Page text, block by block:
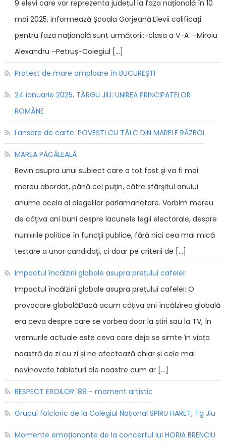
9 elevi care vor reprezenta județul la faza națională în 10
mai 2025, informează Școala Gorjeană.Elevii calificați
pentru faza națională sunt următorii:-clasa a V-A -Miroiu
Alexandru –Petruș-Colegiul […]
Protest de mare amploare în BUCUREȘTI
24 ianuarie 2025, TÂRGU JIU: UNIREA PRINCIPATELOR
ROMÂNE
Lansare de carte. POVEȘTI CU TÂLC DIN MARELE RĂZBOI
MAREA PĂCĂLEALĂ
Revin asupra unui subiect care a tot fost şi va fi mai
mereu abordat, până cel puţin, către sfârşitul anului
anume acela al alegelilor parlamanetare. Vorbim mereu
de câţiva ani buni despre lacunele legii electorale, despre
numirile politice în funcţii publice, fără nici cea mai mică
testare a unor candidaţi, ci doar pe criterii de […]
Impactul încălzirii globale asupra prețului cafelei:
Impactul încălzirii globale asupra prețului cafelei: O
provocare globalăDacă acum câțiva ani încălzirea globală
era ceva despre care se vorbea doar la știri sau la TV, în
vremurile actuale este ceva care deja se simte în viața
noastră de zi cu zi și ne afectează chiar și cele mai
nevinovate tabieturi ale noastre cum ar […]
RESPECT EROILOR '89 - moment artistic
Grupul folcloric de la Colegiul Național SPIRU HARET, Tg Jiu
Momente emoționante de la concertul lui HORIA BRENCIU